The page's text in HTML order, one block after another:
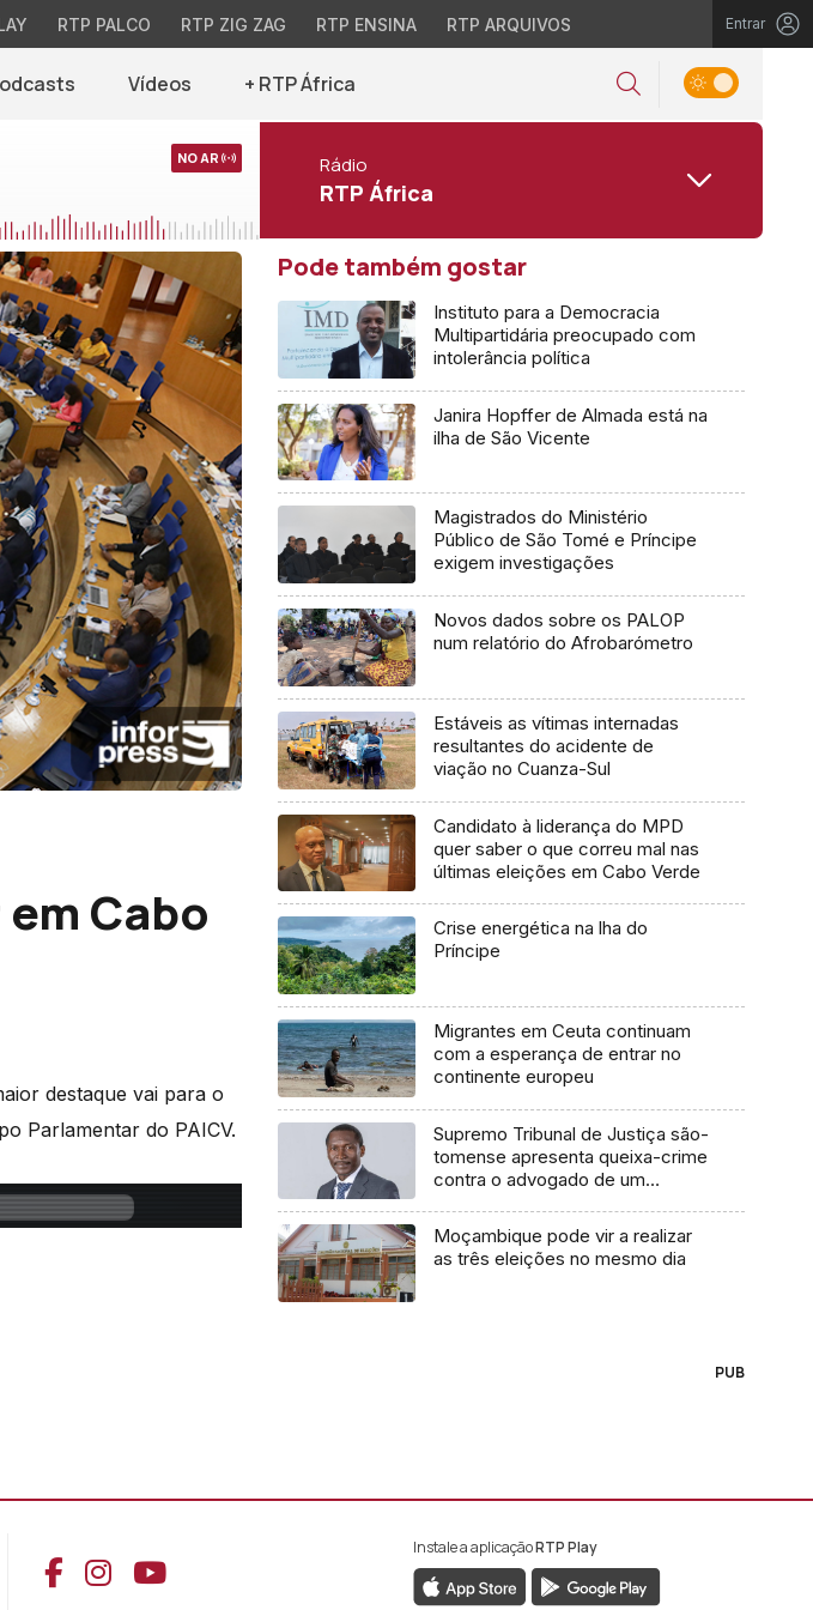
RTP PALCO RTP ZIG ZAG RTP ENSINA RTP ARQUIVOS Entrar
Vídeos + RTP África
NO AR Rádio
RTP África
Cabo
destaque vai para o
Parlamentar do PAICV.
Pode também gostar
Instituto para a Democracia
Multipartidária preocupado com
intolerância política
Janira Hopffer de Almada está na
ilha de São Vicente
Magistrados do Ministério
Público de São Tomé e Príncipe
exigem investigações
Novos dados sobre os PALOP
num relatório do Afrobarómetro
Estáveis as vítimas internadas
resultantes do acidente de
viação no Cuanza-Sul
Candidato à liderança do MPD
quer saber o que correu mal nas
últimas eleições em Cabo Verde
Crise energética na lha do
Príncipe
Migrantes em Ceuta continuam
com a esperança de entrar no
continente europeu
Supremo Tribunal de Justiça são-
tomense apresenta queixa-crime
contra o advogado de um
Moçambique pode vir a realizar
as três eleições no mesmo dia
PUB
Aceder ao Facebook da RTP África
Aceder ao Instagram da RTP África
Aceder ao YouTube da RTP África
Instale a aplicaçãoRTP Play